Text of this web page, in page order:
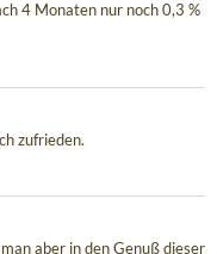
4 Monaten nur noch 0,3 %
zufrieden.
aber in den Genuß dieser